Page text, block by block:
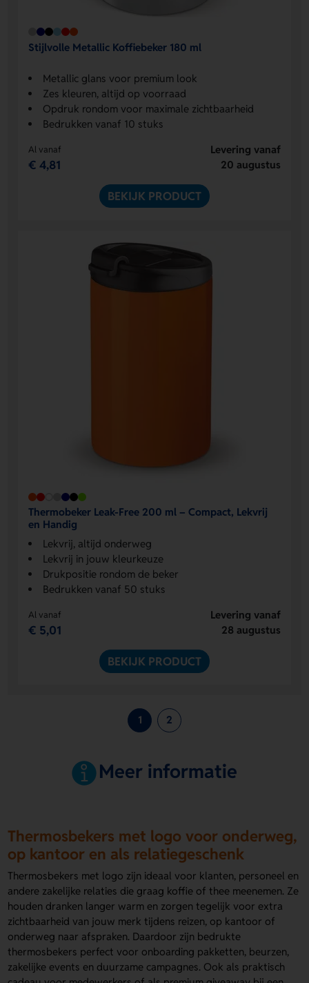
Stijlvolle Metallic Koffiebeker 180 ml
Metallic glans voor premium look
Zes kleuren, altijd op voorraad
Opdruk rondom voor maximale zichtbaarheid
Bedrukken vanaf 10 stuks
Al vanaf
€ 4,81
Levering vanaf
20 augustus
BEKIJK PRODUCT
Thermobeker Leak-Free 200 ml – Compact, Lekvrij
en Handig
Lekvrij, altijd onderweg
Lekvrij in jouw kleurkeuze
Drukpositie rondom de beker
Bedrukken vanaf 50 stuks
Al vanaf
€ 5,01
Levering vanaf
28 augustus
BEKIJK PRODUCT
1 2
Meer informatie
Thermosbekers met logo voor onderweg,
op kantoor en als relatiegeschenk
Thermosbekers met logo zijn ideaal voor klanten, personeel en
andere zakelijke relaties die graag koffie of thee meenemen. Ze
houden dranken langer warm en zorgen tegelijk voor extra
zichtbaarheid van jouw merk tijdens reizen, op kantoor of
onderweg naar afspraken. Daardoor zijn bedrukte
thermosbekers perfect voor onboarding pakketten, beurzen,
zakelijke events en duurzame campagnes. Ook als praktisch